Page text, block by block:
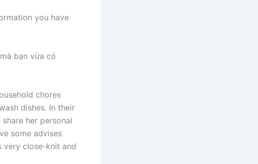
you have
bạn vừa có
chores
dishes. In their
her personal
some advises
very close-knit and